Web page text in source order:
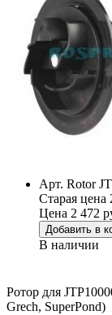
Арт. Rotor
Старая цена
Цена 2 472
Добавить в
В наличии
Ротор для
Grech, SuperPond)